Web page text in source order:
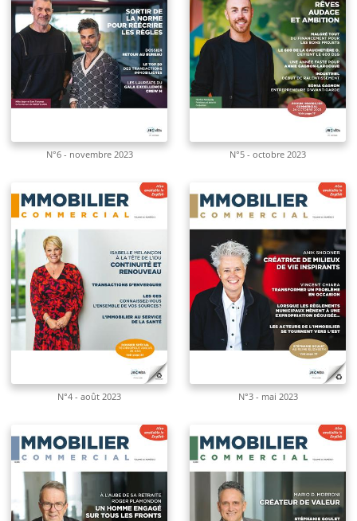
N°6 - novembre 2023 N°5 - octobre 2023
N°4 - août 2023 N°3 - mai 2023